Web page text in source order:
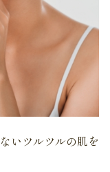
いツルツルの肌を